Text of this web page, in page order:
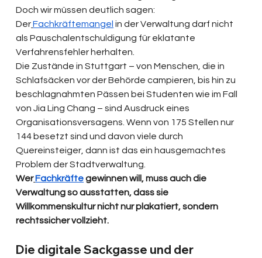
Doch wir müssen deutlich sagen:
DerFachkräftemangel in der Verwaltung darf nicht
als Pauschalentschuldigung für eklatante
Verfahrensfehler herhalten.
Die Zustände in Stuttgart – von Menschen, die in
Schlafsäcken vor der Behörde campieren, bis hin zu
beschlagnahmten Pässen bei Studenten wie im Fall
von Jia Ling Chang – sind Ausdruck eines
Organisationsversagens. Wenn von 175 Stellen nur
144 besetzt sind und davon viele durch
Quereinsteiger, dann ist das ein hausgemachtes
Problem der Stadtverwaltung.
Wer Fachkräfte gewinnen will, muss auch die
Verwaltung so ausstatten, dass sie
Willkommenskultur nicht nur plakatiert, sondern
rechtssicher vollzieht.
Die digitale Sackgasse und der